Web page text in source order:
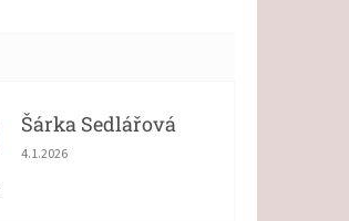
Šárka Sedlářová
Hodnocení obchodu je 5 z 5 hvězdiček.
4.1.2026